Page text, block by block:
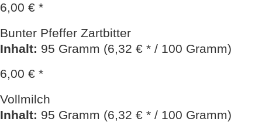
6,00 € *
Bunter Pfeffer Zartbitter
Inhalt: 95 Gramm (6,32 € * / 100 Gramm)
6,00 € *
Vollmilch
Inhalt: 95 Gramm (6,32 € * / 100 Gramm)